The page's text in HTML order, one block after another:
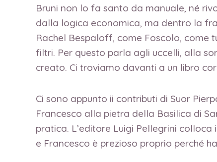
Bruni non lo fa santo da manuale, né
dalla logica economica, ma dentro la
Rachel Bespaloff, come Foscolo, come
filtri. Per questo parla agli uccelli, alla
creato. Ci troviamo davanti a un libro
Ci sono appunto ii contributi di Suor
Francesco alla pietra della Basilica di
pratica. L’editore Luigi Pellegrini
e Francesco è prezioso proprio perché